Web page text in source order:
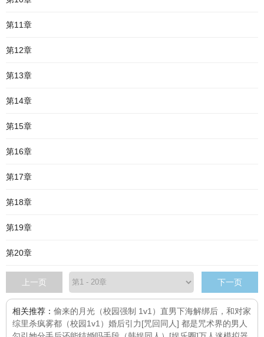
第11章
第12章
第13章
第14章
第15章
第16章
第17章
第18章
第19章
第20章
上一页 下一页
相关推荐： 偷来的月光（校园强制 1v1） 直男下海解绑后，和对家
综里杀疯雾都（校园1v1） 婚后引力[咒回同人] 都是咒术界的男人